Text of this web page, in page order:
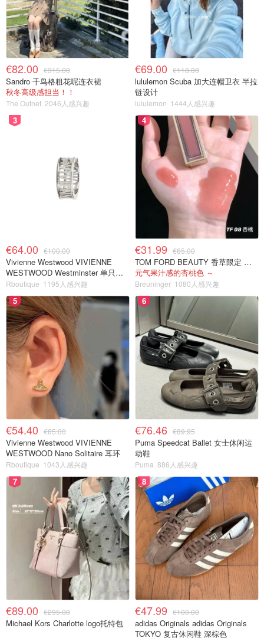
€82.00 €315.00
Sandro 千鸟格粗花呢连衣裙
秋冬高级感担当！！
The Outnet 2046人感兴趣
€69.00 €118.00
lululemon Scuba 加大连帽卫衣 半拉
链设计
lululemon 1444人感兴趣
3
€64.00 €100.00
Vivienne Westwood VIVIENNE
WESTWOOD Westminster 单只耳
环
Rboutique 1195人感兴趣
4
€31.99 €65.00
TOM FORD BEAUTY 香草限定 镜面唇蜜 #08INHIBITION
元气果汁感的杏桃色 ～
Breuninger 1080人感兴趣
5
€54.40 €85.00
Vivienne Westwood VIVIENNE
WESTWOOD Nano Solitaire 耳环
Rboutique 1043人感兴趣
6
€76.46 €89.95
Puma Speedcat Ballet 女士休闲运
动鞋
Puma 886人感兴趣
7
€89.00 €295.00
Michael Kors Charlotte logo托特包
8
€47.99 €100.00
adidas Originals adidas Originals
TOKYO 复古休闲鞋 深棕色